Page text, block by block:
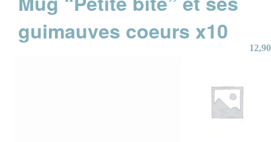
guimauves coeurs x10
12,90